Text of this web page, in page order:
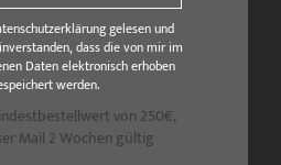
gelesen und
dass die von mir im
Daten elektronisch erhoben
werden.
von 250€,
Mail 2 Wochen gültig